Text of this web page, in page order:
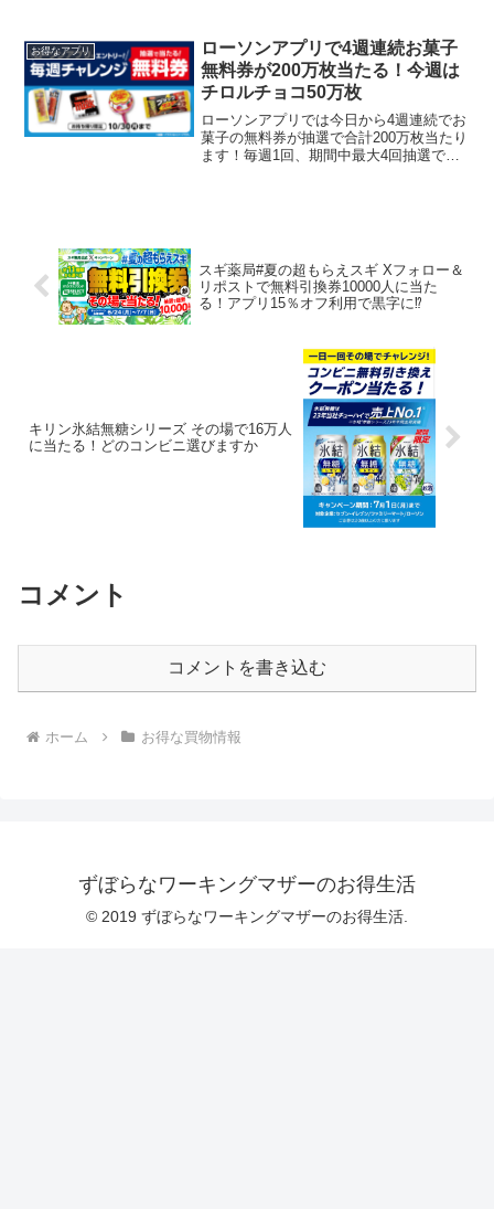
キャンペーンを実施中です。6/20（日）
まで在庫ロスに...
お得なアプリ
ローソンアプリで4週連続お菓子
無料券が200万枚当たる！今週は
チロルチョコ50万枚
ローソンアプリでは今日から4週連続でお
菓子の無料券が抽選で合計200万枚当たり
ます！毎週1回、期間中最大4回抽選でき
スギ薬局#夏の超もらえスギ Xフォロー＆
リポストで無料引換券10000人に当た
る！アプリ15％オフ利用で黒字に⁉
キリン氷結無糖シリーズ その場で16万人
に当たる！どのコンビニ選びますか
コメント
コメントを書き込む
ホーム お得な買物情報
ずぼらなワーキングマザーのお得生活
© 2019 ずぼらなワーキングマザーのお得生活.